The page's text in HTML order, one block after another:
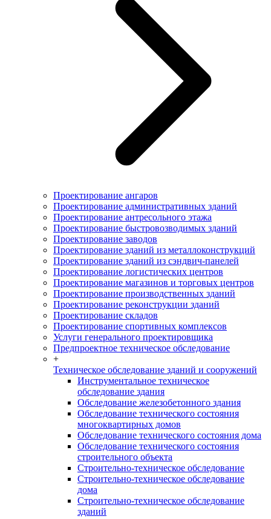
Проектирование ангаров
Проектирование административных зданий
Проектирование антресольного этажа
Проектирование быстровозводимых зданий
Проектирование заводов
Проектирование зданий из металлоконструкций
Проектирование зданий из сэндвич-панелей
Проектирование логистических центров
Проектирование магазинов и торговых центров
Проектирование производственных зданий
Проектирование реконструкции зданий
Проектирование складов
Проектирование спортивных комплексов
Услуги генерального проектировщика
Предпроектное техническое обследование
+
Техническое обследование зданий и сооружений
Инструментальное техническое
обследование здания
Обследование железобетонного здания
Обследование технического состояния
многоквартирных домов
Обследование технического состояния дома
Обследование технического состояния
строительного объекта
Строительно-техническое обследование
Строительно-техническое обследование
дома
Строительно-техническое обследование
зданий